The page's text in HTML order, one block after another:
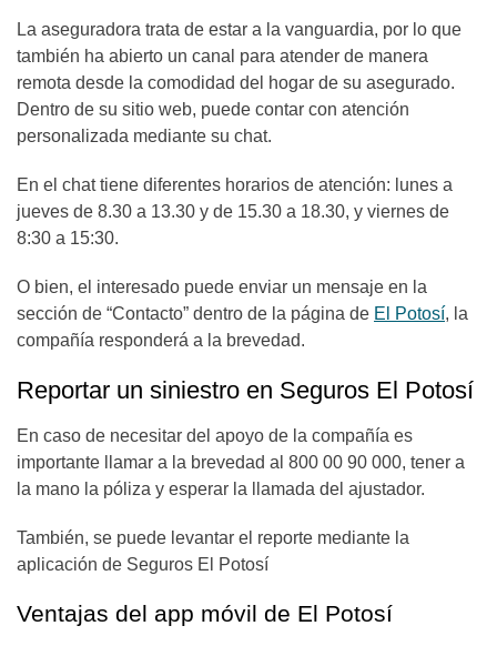
La aseguradora trata de estar a la vanguardia, por lo que
también ha abierto un canal para atender de manera
remota desde la comodidad del hogar de su asegurado.
Dentro de su sitio web, puede contar con atención
personalizada mediante su chat.
En el chat tiene diferentes horarios de atención: lunes a
jueves de 8.30 a 13.30 y de 15.30 a 18.30, y viernes de
8:30 a 15:30.
O bien, el interesado puede enviar un mensaje en la
sección de “Contacto” dentro de la página de El Potosí, la
compañía responderá a la brevedad.
Reportar un siniestro en Seguros El Potosí
En caso de necesitar del apoyo de la compañía es
importante llamar a la brevedad al 800 00 90 000, tener a
la mano la póliza y esperar la llamada del ajustador.
También, se puede levantar el reporte mediante la
aplicación de Seguros El Potosí
Ventajas del app móvil de El Potosí